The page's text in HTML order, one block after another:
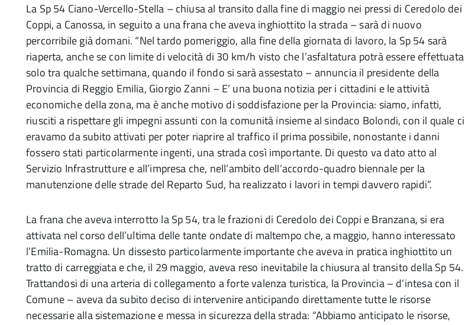
La Sp 54 Ciano-Vercello-Stella – chiusa al transito dalla fine di maggio nei pressi di Ceredolo dei
Coppi, a Canossa, in seguito a una frana che aveva inghiottito la strada – sarà di nuovo
percorribile già domani. “Nel tardo pomeriggio, alla fine della giornata di lavoro, la Sp 54 sarà
riaperta, anche se con limite di velocità di 30 km/h visto che l’asfaltatura potrà essere effettuata
solo tra qualche settimana, quando il fondo si sarà assestato – annuncia il presidente della
Provincia di Reggio Emilia, Giorgio Zanni – E’ una buona notizia per i cittadini e le attività
economiche della zona, ma è anche motivo di soddisfazione per la Provincia: siamo, infatti,
riusciti a rispettare gli impegni assunti con la comunità insieme al sindaco Bolondi, con il quale ci
eravamo da subito attivati per poter riaprire al traffico il prima possibile, nonostante i danni
fossero stati particolarmente ingenti, una strada così importante. Di questo va dato atto al
Servizio Infrastrutture e all’impresa che, nell’ambito dell’accordo-quadro biennale per la
manutenzione delle strade del Reparto Sud, ha realizzato i lavori in tempi davvero rapidi”.
La frana che aveva interrotto la Sp 54, tra le frazioni di Ceredolo dei Coppi e Branzana, si era
attivata nel corso dell’ultima delle tante ondate di maltempo che, a maggio, hanno interessato
l’Emilia-Romagna. Un dissesto particolarmente importante che aveva in pratica inghiottito un
tratto di carreggiata e che, il 29 maggio, aveva reso inevitabile la chiusura al transito della Sp 54.
Trattandosi di una arteria di collegamento a forte valenza turistica, la Provincia – d’intesa con il
Comune – aveva da subito deciso di intervenire anticipando direttamente tutte le risorse
necessarie alla sistemazione e messa in sicurezza della strada: “Abbiamo anticipato le risorse,